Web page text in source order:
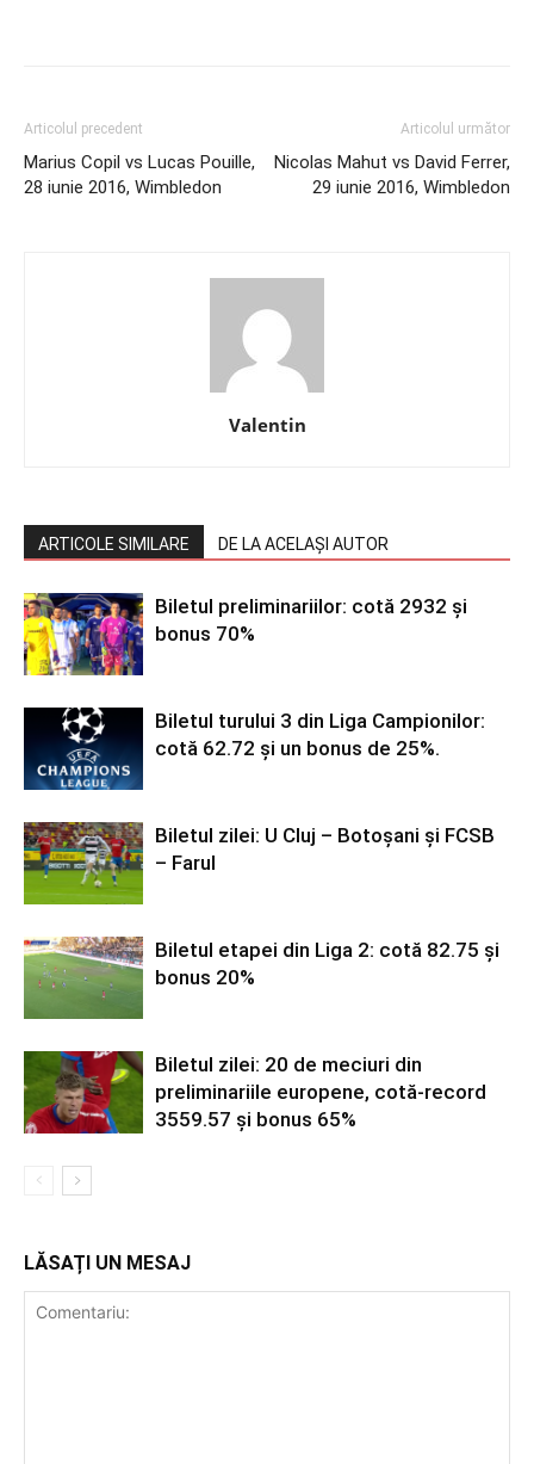
Articolul precedent
Marius Copil vs Lucas Pouille,
28 iunie 2016, Wimbledon
Articolul următor
Nicolas Mahut vs David Ferrer,
29 iunie 2016, Wimbledon
Valentin
ARTICOLE SIMILARE DE LA ACELAȘI AUTOR
Biletul preliminariilor: cotă 2932 și
bonus 70%
Biletul turului 3 din Liga Campionilor:
cotă 62.72 și un bonus de 25%.
Biletul zilei: U Cluj – Botoșani și FCSB
– Farul
Biletul etapei din Liga 2: cotă 82.75 și
bonus 20%
Biletul zilei: 20 de meciuri din
preliminariile europene, cotă-record
3559.57 și bonus 65%
LĂSAȚI UN MESAJ